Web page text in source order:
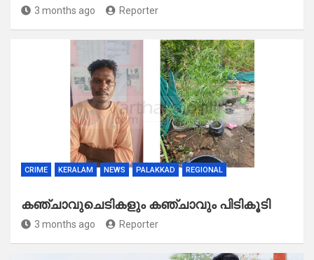
3 months ago Reporter
CRIME KERALAM NEWS PALAKKAD REGIONAL
കഞ്ചാവുചെടികളും കഞ്ചാവും പിടികൂടി
3 months ago Reporter